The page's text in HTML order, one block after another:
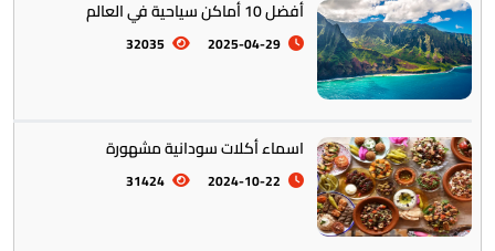
أمريكا الجنوبية || القارة اللاتينية
أفضل 10 أماكن سياحية في العالم
2025-04-29
32035
اسماء أكلات سودانية مشهورة
2024-10-22
31424